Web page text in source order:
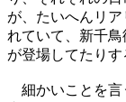
が、たいへんリ
れていて、新千
が登場してたりす
細かいことを言